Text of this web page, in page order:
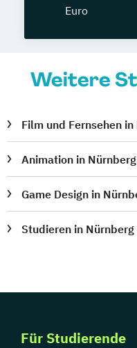
Euro
Weitere
Film und Fernsehen
Animation in
Game Design in
Studieren in Nürnberg
Für Studierende